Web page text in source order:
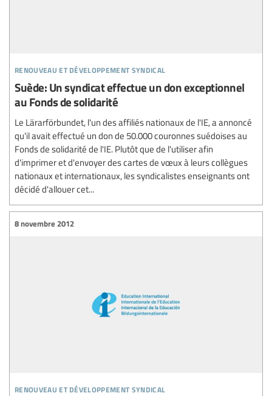
renouveau et développement syndical
Suède: Un syndicat effectue un don exceptionnel
au Fonds de solidarité
Le Lärarförbundet, l'un des affiliés nationaux de l'IE, a annoncé
qu'il avait effectué un don de 50.000 couronnes suédoises au
Fonds de solidarité de l'IE. Plutôt que de l'utiliser afin
d'imprimer et d'envoyer des cartes de vœux à leurs collègues
nationaux et internationaux, les syndicalistes enseignants ont
décidé d'allouer cet...
renouveau et développement syndical
8 novembre 2012